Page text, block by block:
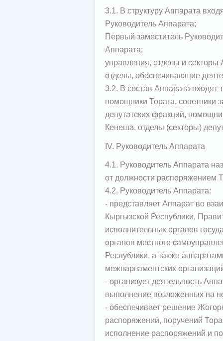
3.1. В структуру Аппарата
Руководитель Аппарата;
Первый заместитель
Аппарата;
управления, отделы и секторы
отделы, обеспечивающие
3.2. В состав Аппарата входят
помощники Торага, советники
депутатских фракций,
Кенеша, отделы (секторы)
IV. Руководитель Аппарата
4.1. Руководитель Аппарата
от должности распоряжением
4.2. Руководитель Аппарата:
- представляет Аппарат во
Кыргызской Республики,
исполнительных органов
органов местного
Республики, а также
межпарламентских
- организует деятельность
выполнение возложенных на
- обеспечивает решение
распоряжений, поручений
исполнение распоряжений и